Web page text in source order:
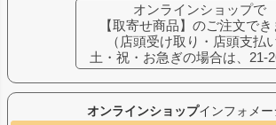
オンラインショップインフォメー
オンラインショップで
【取寄せ商品】のご注文でき
（店頭受け取り・店頭支払い
土・祝・お急ぎの場合は、21-